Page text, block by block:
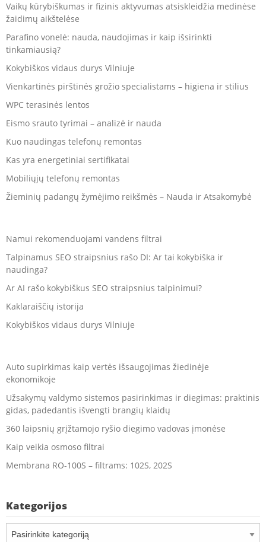
Vaikų kūrybiškumas ir fizinis aktyvumas atsiskleidžia medinėse
žaidimų aikštelėse
Parafino vonelė: nauda, naudojimas ir kaip išsirinkti
tinkamiausią?
Kokybiškos vidaus durys Vilniuje
Vienkartinės pirštinės grožio specialistams – higiena ir stilius
WPC terasinės lentos
Eismo srauto tyrimai – analizė ir nauda
Kuo naudingas telefonų remontas
Kas yra energetiniai sertifikatai
Mobiliųjų telefonų remontas
Žieminių padangų žymėjimo reikšmės – Nauda ir Atsakomybė
Namui rekomenduojami vandens filtrai
Talpinamus SEO straipsnius rašo DI: Ar tai kokybiška ir
naudinga?
Ar AI rašo kokybiškus SEO straipsnius talpinimui?
Kaklaraiščių istorija
Kokybiškos vidaus durys Vilniuje
Auto supirkimas kaip vertės išsaugojimas žiedinėje
ekonomikoje
Užsakymų valdymo sistemos pasirinkimas ir diegimas: praktinis
gidas, padedantis išvengti brangių klaidų
360 laipsnių grįžtamojo ryšio diegimo vadovas įmonėse
Kaip veikia osmoso filtrai
Membrana RO-100S – filtrams: 102S, 202S
Kategorijos
Kategorijos